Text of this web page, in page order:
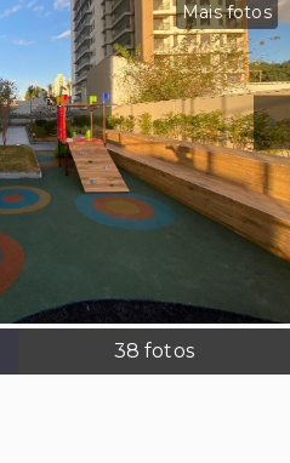
Mais fotos
38 fotos